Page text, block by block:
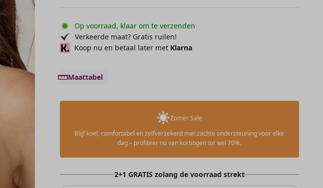
Op voorraad, klaar om te verzenden
Verkeerde maat? Gratis ruilen!
Koop nu en betaal later met Klarna
Maattabel
Zomer Sale
Blijf koel, comfortabel en zelfverzekerd met zachte ondersteuning voor elke
dag – profiteer nu van kortingen tot wel 70%.
2+1 GRATIS zolang de voorraad strekt